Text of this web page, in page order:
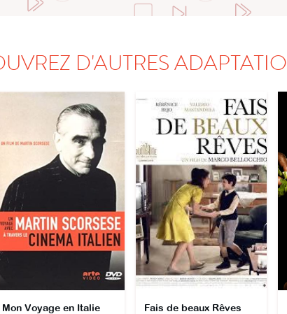
D'AUTRES
Mon Voyage en Italie Fais de beaux Rêves